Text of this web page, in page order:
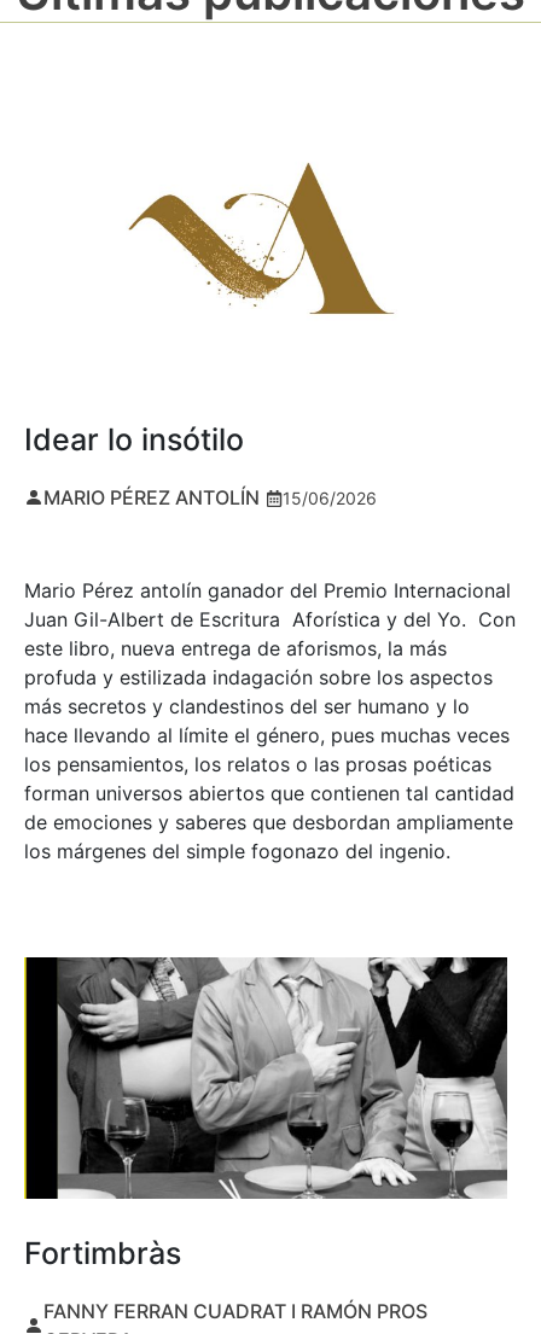
Idear lo insótilo
MARIO PÉREZ ANTOLÍN 15/06/2026
Mario Pérez antolín ganador del Premio Internacional
Juan Gil-Albert de Escritura Aforística y del Yo. Con
este libro, nueva entrega de aforismos, la más
profuda y estilizada indagación sobre los aspectos
más secretos y clandestinos del ser humano y lo
hace llevando al límite el género, pues muchas veces
los pensamientos, los relatos o las prosas poéticas
forman universos abiertos que contienen tal cantidad
de emociones y saberes que desbordan ampliamente
los márgenes del simple fogonazo del ingenio.
Fortimbràs
FANNY FERRAN CUADRAT I RAMÓN PROS